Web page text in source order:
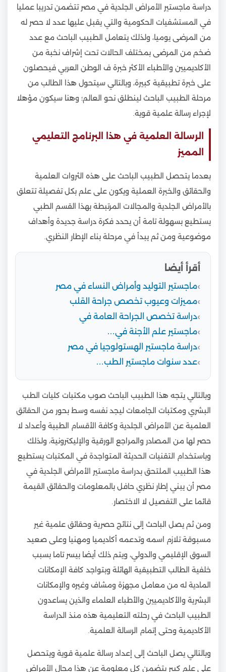
دراسة ماجستير الأمراض الجلدية في مصر تتضمن تدريبا عمليا
في المستشفيات الحكومية والتي يقبل عليها عدد لا حصر له
من المرضى يوميا، ولذلك يتعامل الطبيب الباحث مع عدد
ضخم من المرضى بمختلف الحالات تحت إشراف نخبة من
الأكاديميين والأطباء الأكثر خبرة ف الوطن العربي فيحصلون
على خبرة تطبيقية كبيرة، وبالتالي سيتحول هذا الطالب من
مرحلة الطبيب الباحث لينطلق نحو العالم؛ وهنا سيكون مؤهلا
لإجراء رسالة علمية قوية.
الرسالة العلمية في هذا البرنامج التعليمي
المميز
بعدما يتحصل الطبيب الباحث على هذه الثروات العلمية
والحقائق والخبرة العملية ويكون على علم بكل تفصيلة تتعلق
بالأمراض الجلدية والمجالات المرتبطة بهذا القسم الطبي
يستطيع بسهولة تامة أن يحدد فكرة دراسة جديدة وأهداف
موضوعية ومن ثم يبدأ في مرحلة بناء الإطار النظري.
أقرأ أيضا
ماجستير التوليد وأمراض النساء في مصر
مميزات وعيوب تخصص جراحة القلب
دراسة تخصص الجراحة العامة في
ماجستير علم الأجنة في…
دراسة ماجستير الهستولوجيا في مصر
عدد سنوات ماجستير الطب…
وبالتالي يتجه هذا الطبيب الباحث صوب مكتبات كليات الطب
البشري ومكتبات الجامعات ليجد نفسه وسط بحور من الحقائق
العلمية عن الأمراض الجلدية وكافة الأقسام الطبية وأعداد لا
حصر لها من المصادر والمراجع الورقية والإليكترونية، ولذلك
وباستخدام التقنيات الحديثة المتواجدة في المكتبات يستطيع
هذا الطبيب الملتحق بدراسة ماجستير الأمراض الجلدية في
مصر أن يبني إطار نظري حافل بالمعلومات والحقائق القيمة
قائما على التفصيل لا الاختصار.
ومن ثم يصل الباحث إلى نتائج حصرية وحقائق علمية غير
مسبوقة تلازم اسمه وتدعمه أكاديميا ومهنيا وعلى صعيد
السوق الإقليمي والدولي، ويتم ذلك أيضا بيسر تاما بسبب
خلفية الطالب التطبيقية الهائلة وبتواجد كافة الإمكانات
المادية له من معامل مجهزة ومشاف وغيره والإمكانات
البشرية والأكاديميين والأطباء العلماء والذين يساعدون
الطبيب الباحث في رحلته التعليمية هذه منذ الدراسة
الأكاديمية وحتى إتمام الرسالة العلمية.
وبالتالي يصل الباحث إلى إعداد رسالة علمية قوية ويتحصل
على علم كبير يتضمن كل معلومة عن هذا مجال الأمراض